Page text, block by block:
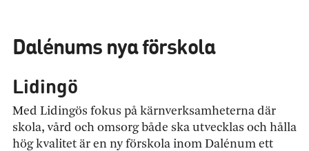
Dalénums nya förskola
Lidingö
Med Lidingös fokus på kärnverksamheterna där
skola, vård och omsorg både ska utvecklas och hålla
hög kvalitet är en ny förskola inom Dalénum ett